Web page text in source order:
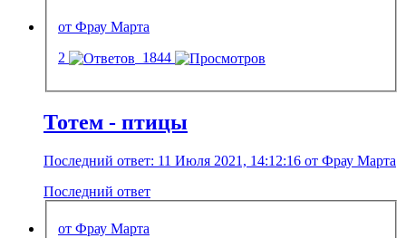
от Фрау Марта
2
1844
Тотем - птицы
Последний ответ: 11 Июля 2021, 14:12:16 от Фрау Марта
Последний ответ
от Фрау Марта